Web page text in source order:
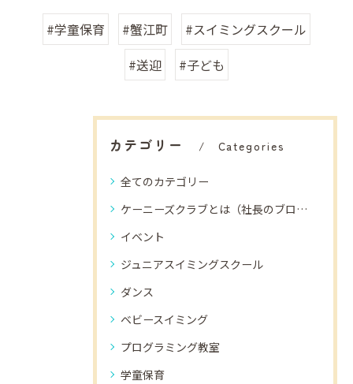
#学童保育 #蟹江町
#スイミングスクール
#送迎
#子ども
カテゴリー Categories
全てのカテゴリー
ケーニーズクラブとは（社長のブログ）
イベント
ジュニアスイミングスクール
ダンス
ベビースイミング
プログラミング教室
学童保育